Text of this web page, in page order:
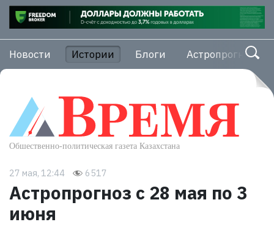
Новости Истории Блоги Астропрогноз
27 мая, 12:44 6517
Астропрогноз с 28 мая по 3
июня